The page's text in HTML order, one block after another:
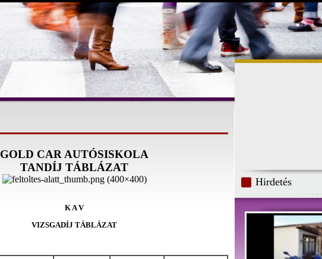
GOLD CAR AUTÓSISKOLA
TANDÍJ TÁBLÁZAT
K A V
VIZSGADÍJ TÁBLÁZAT
Hirdetés